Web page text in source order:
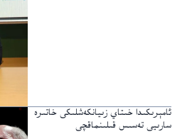
ئامېرىكىدا خىتاي زىيانكەشلىكى خاتىرە
سارىيى تەسىس قىلىنماقچى